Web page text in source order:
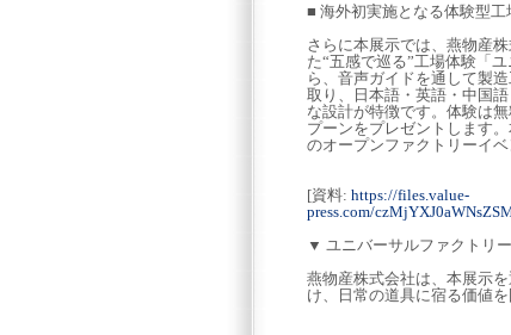
■ 海外初実施となる体験型工
さらに本展示では、燕物産
た“五感で巡る”工場体験「
ら、音声ガイドを通して製
取り、日本語・英語・中国
な設計が特徴です。体験は
プーンをプレゼントします
のオープンファクトリーイ
[資料: https://files.value-
press.com/
▼ ユニバーサルファクトリ
燕物産株式会社は、本展示
け、日常の道具に宿る価値